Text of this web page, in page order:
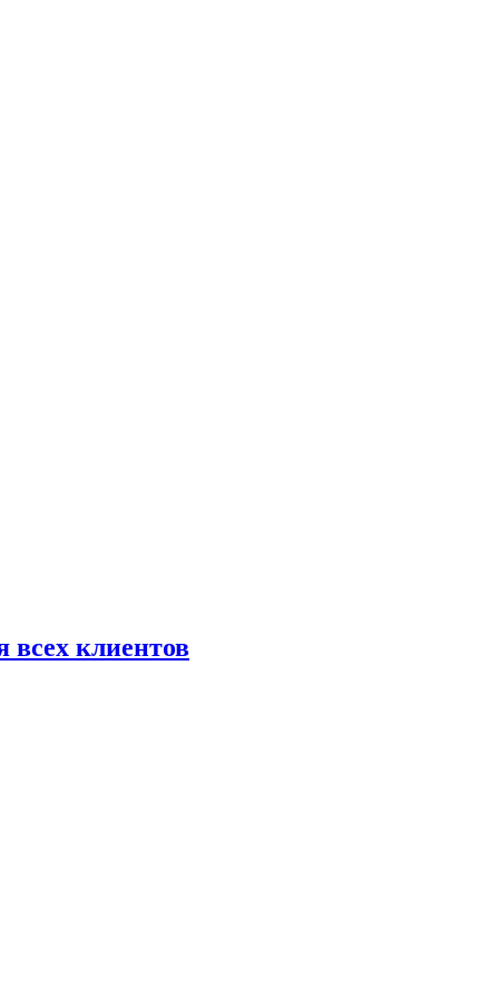
клиентов